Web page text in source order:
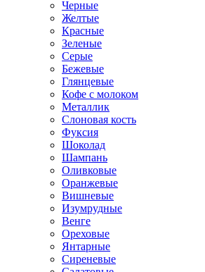
Черные
Желтые
Красные
Зеленые
Серые
Бежевые
Глянцевые
Кофе с молоком
Металлик
Слоновая кость
Фуксия
Шоколад
Шампань
Оливковые
Оранжевые
Вишневые
Изумрудные
Венге
Ореховые
Янтарные
Сиреневые